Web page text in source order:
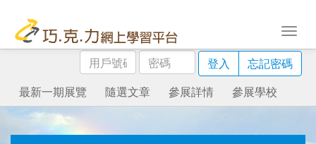
用
戶
號
碼
密
碼
登入
忘記密碼
最新一期展覽
隨選文章 參展詳情 參展學校